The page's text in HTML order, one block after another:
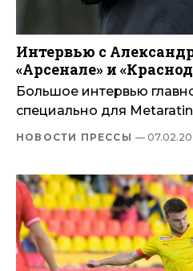
Интервью с
«Арсенале» и
Большое интервью
специально для
НОВОСТИ ПРЕССЫ —